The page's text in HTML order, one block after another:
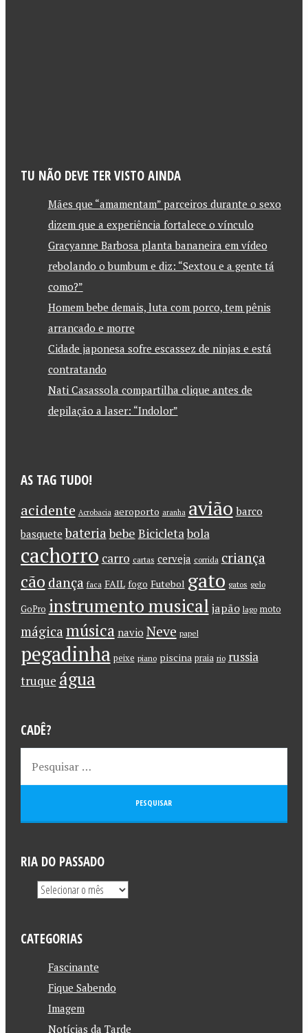
TU NÃO DEVE TER VISTO AINDA
Mães que “amamentam” parceiros durante o sexo
dizem que a experiência fortalece o vínculo
Gracyanne Barbosa planta bananeira em vídeo
rebolando o bumbum e diz: “Sextou e a gente tá
como?”
Homem bebe demais, luta com porco, tem pênis
arrancado e morre
Cidade japonesa sofre escassez de ninjas e está
contratando
Nati Casassola compartilha clique antes de
depilação a laser: “Indolor”
AS TAG TUDO!
acidente Acrobacia aeroporto aranha avião barco
basquete bateriabebe Bicicletabola
cachorro carro cartas cerveja corrida criança
cão dança faca FAIL fogo Futebol gato gatos gelo
GoPro instrumento musical japão lago moto
mágica música navio Neve papel
pegadinha peixe piano piscina praia rio russia
truque água
CADÊ?
RIA DO PASSADO
CATEGORIAS
Fascinante
Fique Sabendo
Imagem
Notícias da Tarde